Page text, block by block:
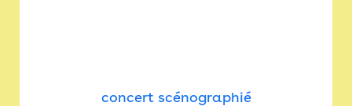
concert scénographié